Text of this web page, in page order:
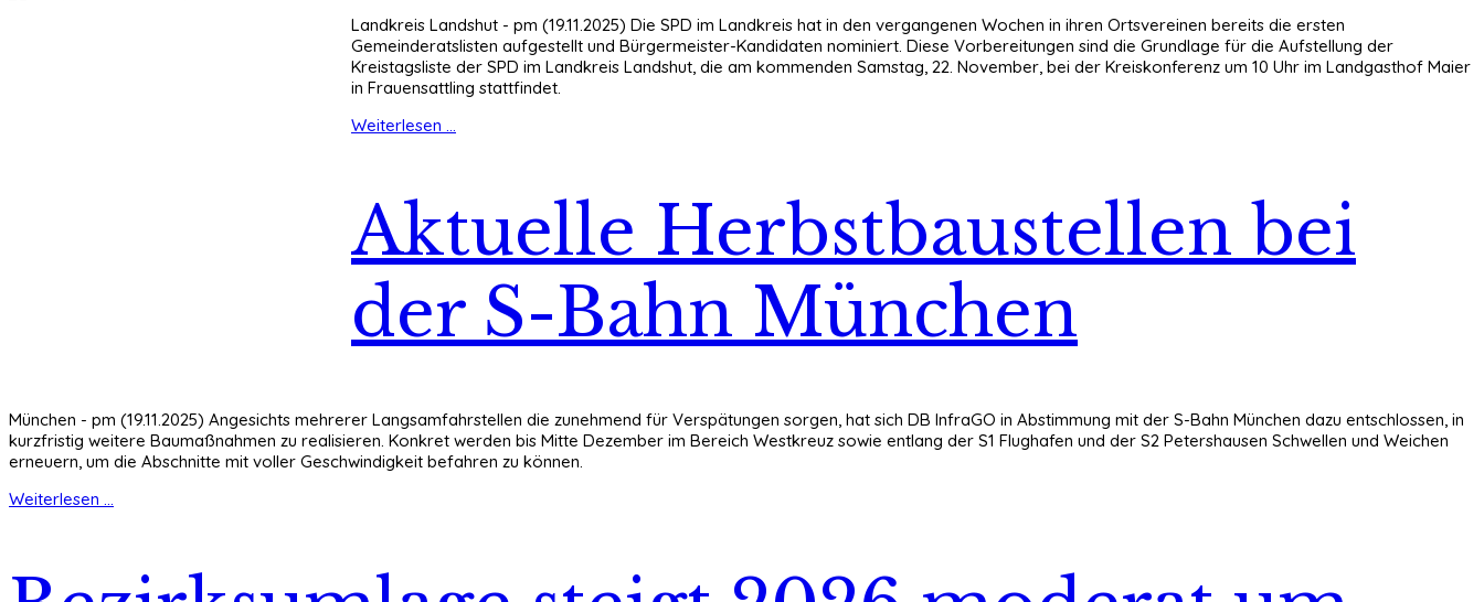
Landkreis Landshut - pm (19.11.2025) Die SPD im Landkreis hat in den vergangenen Wochen in ihren Ortsvereinen bereits die ersten
Gemeinderatslisten aufgestellt und Bürgermeister-Kandidaten nominiert. Diese Vorbereitungen sind die Grundlage für die Aufstellung der
Kreistagsliste der SPD im Landkreis Landshut, die am kommenden Samstag, 22. November, bei der Kreiskonferenz um 10 Uhr im Landgasthof Maier
in Frauensattling stattfindet.
Weiterlesen ...
Aktuelle Herbstbaustellen bei
der S-Bahn München
München - pm (19.11.2025) Angesichts mehrerer Langsamfahrstellen die zunehmend für Verspätungen sorgen, hat sich DB InfraGO in Abstimmung mit der S-Bahn München dazu entschlossen, in
kurzfristig weitere Baumaßnahmen zu realisieren. Konkret werden bis Mitte Dezember im Bereich Westkreuz sowie entlang der S1 Flughafen und der S2 Petershausen Schwellen und Weichen
erneuern, um die Abschnitte mit voller Geschwindigkeit befahren zu können.
Weiterlesen ...